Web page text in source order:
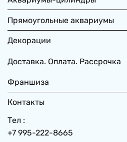
Прямоугольные аквариумы
Декорации
Доставка. Оплата. Рассрочка
Франшиза
Контакты
Тел :
+7 995-222-8665